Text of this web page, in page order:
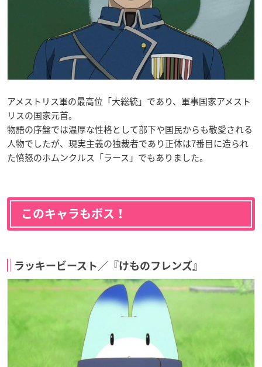
アメストリス軍の最高位「大総統」であり、軍事国家アメスト
リスの国家元首。
物語の序盤では温厚な性格として部下や国民からも敬愛される
人物でしたが、現実主義の独裁者であり正体は7番目に造られ
た憤怒のホムンクルス「ラース」でもありました。
このキャラもボス！
ラッキービースト／『けものフレンズ』